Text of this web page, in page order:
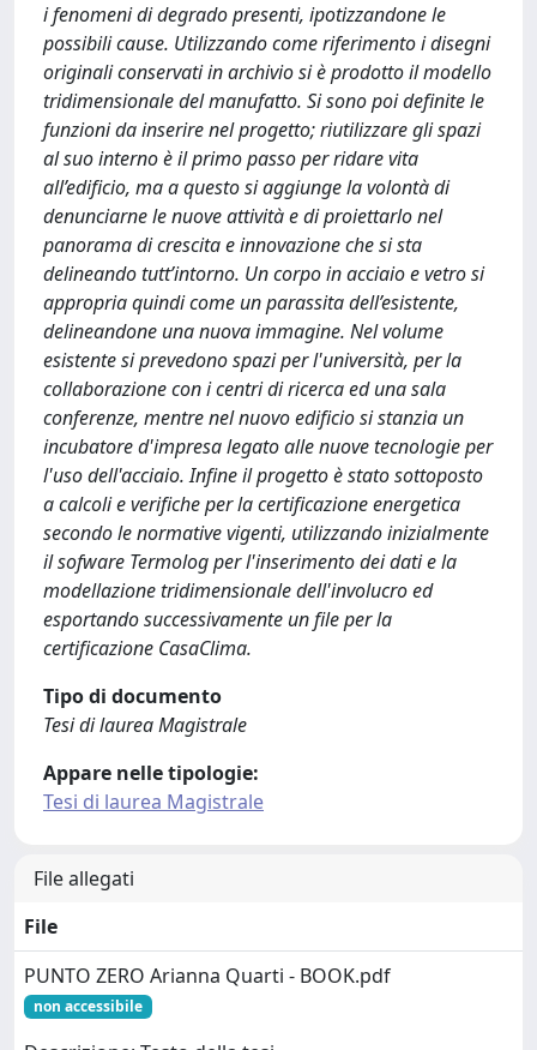
i fenomeni di degrado presenti, ipotizzandone le
possibili cause. Utilizzando come riferimento i disegni
originali conservati in archivio si è prodotto il modello
tridimensionale del manufatto. Si sono poi definite le
funzioni da inserire nel progetto; riutilizzare gli spazi
al suo interno è il primo passo per ridare vita
all’edificio, ma a questo si aggiunge la volontà di
denunciarne le nuove attività e di proiettarlo nel
panorama di crescita e innovazione che si sta
delineando tutt’intorno. Un corpo in acciaio e vetro si
appropria quindi come un parassita dell’esistente,
delineandone una nuova immagine. Nel volume
esistente si prevedono spazi per l'università, per la
collaborazione con i centri di ricerca ed una sala
conferenze, mentre nel nuovo edificio si stanzia un
incubatore d'impresa legato alle nuove tecnologie per
l'uso dell'acciaio. Infine il progetto è stato sottoposto
a calcoli e verifiche per la certificazione energetica
secondo le normative vigenti, utilizzando inizialmente
il sofware Termolog per l'inserimento dei dati e la
modellazione tridimensionale dell'involucro ed
esportando successivamente un file per la
certificazione CasaClima.
Tipo di documento
Tesi di laurea Magistrale
Appare nelle tipologie:
Tesi di laurea Magistrale
File allegati
File
PUNTO ZERO Arianna Quarti - BOOK.pdf
non accessibile